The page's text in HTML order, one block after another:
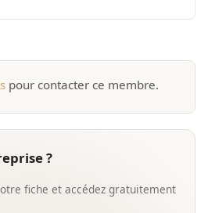
pour contacter ce membre.
?
fiche et accédez gratuitement